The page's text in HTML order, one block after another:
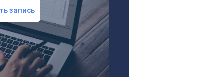
запись